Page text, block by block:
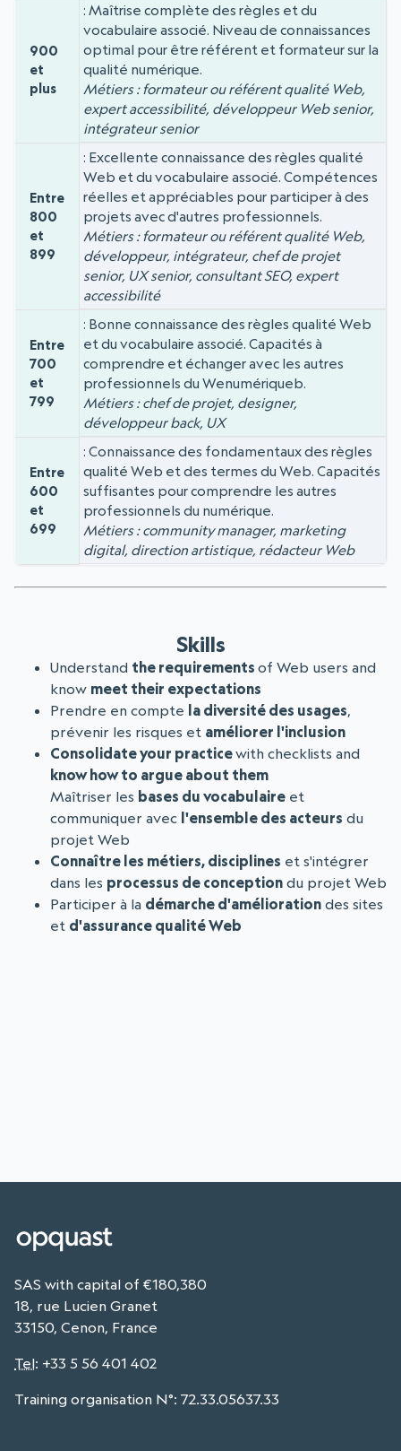
Niveau
900
et
plus
Maîtrise complète des règles et du
vocabulaire associé. Niveau de connaissances
optimal pour être référent et formateur sur la
qualité numérique.
Métiers : formateur ou référent qualité Web,
expert accessibilité, développeur Web senior,
intégrateur senior
Entre
800
et
899
Excellente connaissance des règles qualité
Web et du vocabulaire associé. Compétences
réelles et appréciables pour participer à des
projets avec d'autres professionnels.
Métiers : formateur ou référent qualité Web,
développeur, intégrateur, chef de projet
senior, UX senior, consultant SEO, expert
accessibilité
Entre
700
et
799
Bonne connaissance des règles qualité Web
et du vocabulaire associé. Capacités à
comprendre et échanger avec les autres
professionnels du Wenumériqueb.
Métiers : chef de projet, designer,
développeur back, UX
Entre
600
et
699
Connaissance des fondamentaux des règles
qualité Web et des termes du Web. Capacités
suffisantes pour comprendre les autres
professionnels du numérique.
Métiers : community manager, marketing
digital, direction artistique, rédacteur Web
Skills
Understand the requirements of Web users and
know meet their expectations
Prendre en compte la diversité des usages,
prévenir les risques et améliorer l'inclusion
Consolidate your practicewith checklists and
know how to argue about them
Maîtriser les bases du vocabulaire et
communiquer avec l'ensemble des acteurs du
projet Web
Connaître les métiers, disciplines et s'intégrer
dans les processus de conception du projet Web
Participer à la démarche d'amélioration des sites
et d'assurance qualité Web
SAS with capital of €180,380
18, rue Lucien Granet
33150, Cenon, France
Tel: +33 5 56 401 402
Training organisation N°: 72.33.05637.33